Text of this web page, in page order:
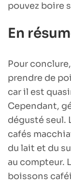
pouvez boire
En
Pour
prendre de
car il est
Cependant,
dégusté seul.
cafés
du lait et du
au compteur.
boissons